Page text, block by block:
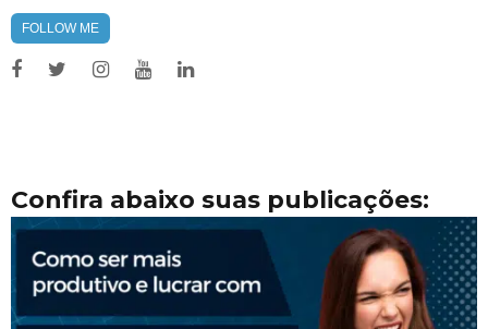
FOLLOW ME
Confira abaixo suas publicações: